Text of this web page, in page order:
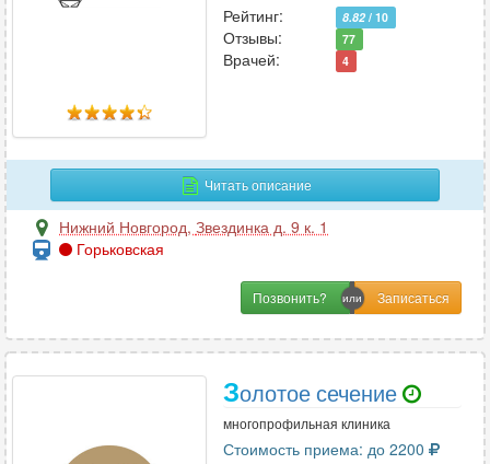
Рейтинг:
8.82 / 10
Отзывы: 77
Врачей: 4
Читать описание
Нижний Новгород, Звездинка д. 9 к. 1
Горьковская
Позвонить?
Золотое сечение
многопрофильная клиника
Стоимость приема: до 2200